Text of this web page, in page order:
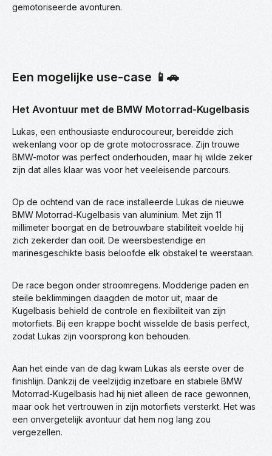
gemotoriseerde avonturen.
Een mogelijke use-case 📱🚗
Het Avontuur met de BMW Motorrad-Kugelbasis
Lukas, een enthousiaste endurocoureur, bereidde zich
wekenlang voor op de grote motocrossrace. Zijn trouwe
BMW-motor was perfect onderhouden, maar hij wilde zeker
zijn dat alles klaar was voor het veeleisende parcours.
Op de ochtend van de race installeerde Lukas de nieuwe
BMW Motorrad-Kugelbasis van aluminium. Met zijn 11
millimeter boorgat en de betrouwbare stabiliteit voelde hij
zich zekerder dan ooit. De weersbestendige en
marinesgeschikte basis beloofde elk obstakel te weerstaan.
De race begon onder stroomregens. Modderige paden en
steile beklimmingen daagden de motor uit, maar de
Kugelbasis behield de controle en flexibiliteit van zijn
motorfiets. Bij een krappe bocht wisselde de basis perfect,
zodat Lukas zijn voorsprong kon behouden.
Aan het einde van de dag kwam Lukas als eerste over de
finishlijn. Dankzij de veelzijdig inzetbare en stabiele BMW
Motorrad-Kugelbasis had hij niet alleen de race gewonnen,
maar ook het vertrouwen in zijn motorfiets versterkt. Het was
een onvergetelijk avontuur dat hem nog lang zou
vergezellen.